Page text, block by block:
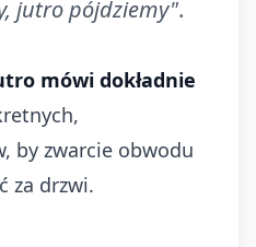
jutro pójdziemy".
mówi dokładnie
by zwarcie obwodu
za drzwi.